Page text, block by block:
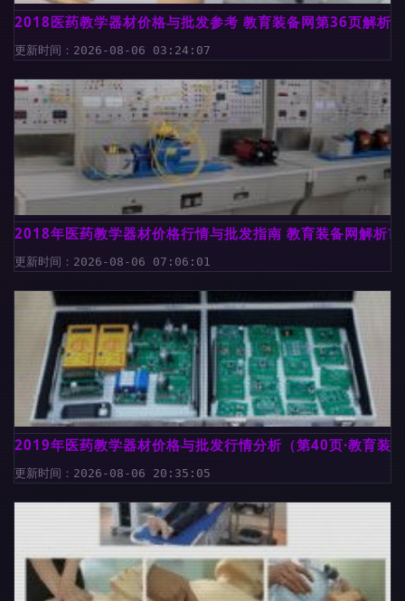
2018医药教学器材价格与批发参考 教育装备网第36页解析
更新时间：2026-08-06 03:24:07
2018年医药教学器材价格行情与批发指南 教育装备网解析
更新时间：2026-08-06 07:06:01
2019年医药教学器材价格与批发行情分析（第40页·教育装
更新时间：2026-08-06 20:35:05